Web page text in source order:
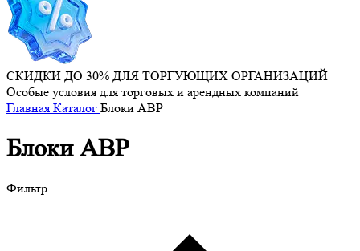
СКИДКИ ДО 30% ДЛЯ ТОРГУЮЩИХ ОРГАНИЗАЦИЙ
Особые условия для торговых и арендных компаний
Главная Каталог Блоки АВР
Блоки АВР
Фильтр